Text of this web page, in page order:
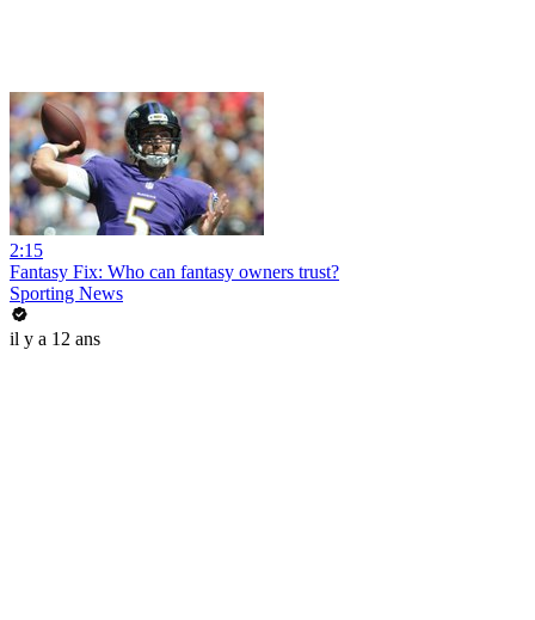
2:15
Fantasy Fix: Who can fantasy owners trust?
Sporting News
il y a 12 ans